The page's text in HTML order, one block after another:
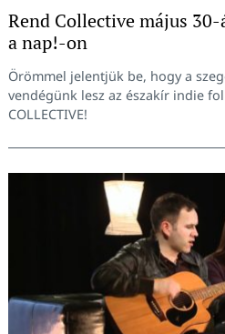
Rend Collective május 30-
a nap!-on
Örömmel jelentjük be, hogy a
vendégünk lesz az északír indie
COLLECTIVE!